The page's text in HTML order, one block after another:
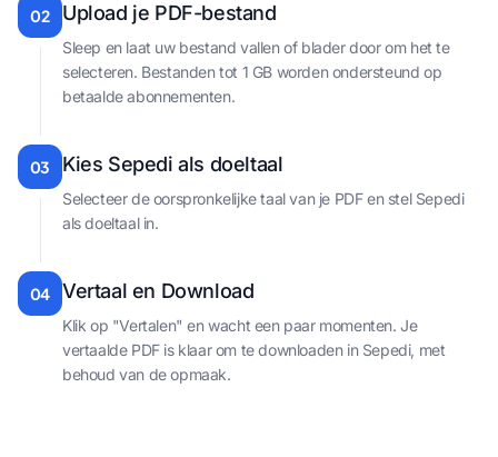
02 Upload je PDF-bestand
Sleep en laat uw bestand vallen of blader door om het te
selecteren. Bestanden tot 1 GB worden ondersteund op
betaalde abonnementen.
03 Kies Sepedi als doeltaal
Selecteer de oorspronkelijke taal van je PDF en stel Sepedi
als doeltaal in.
04 Vertaal en Download
Klik op "Vertalen" en wacht een paar momenten. Je
vertaalde PDF is klaar om te downloaden in Sepedi, met
behoud van de opmaak.